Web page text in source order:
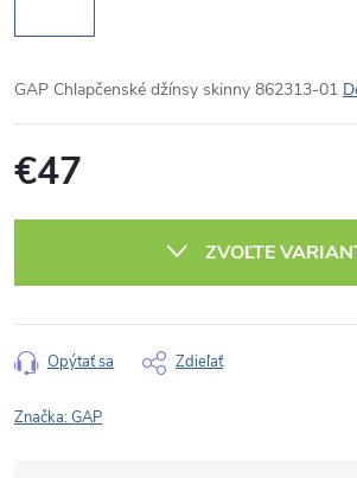
GAP Chlapčenské džínsy skinny 862313-01
€47
ZVOĽTE
Opýtať sa Zdieľať
Značka:GAP